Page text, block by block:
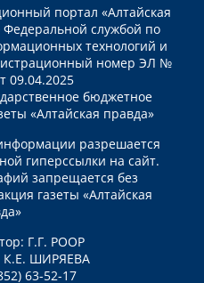
портал «Алтайская
Федеральной службой по
технологий и
номер ЭЛ №
09.04.2025
бюджетное
«Алтайская правда»
разрешается
гиперссылки на сайт.
запрещается без
газеты «Алтайская
Г.Г. РООР
К.Е. ШИРЯЕВА
63-52-17